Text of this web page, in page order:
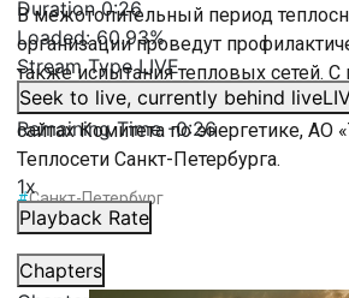
Duration0:26
Loaded:60.93%
Stream TypeLIVE
Seek to live, currently behind live
Remaining Time-0:26
1x
Playback Rate
Chapters
В межотопительный период
организации проведут
также испытания тепловых сетей.
отключения горячей воды можно
сайтах Комитета по энергетике, АО
Теплосети Санкт-Петербурга.
#Санкт-Петербург